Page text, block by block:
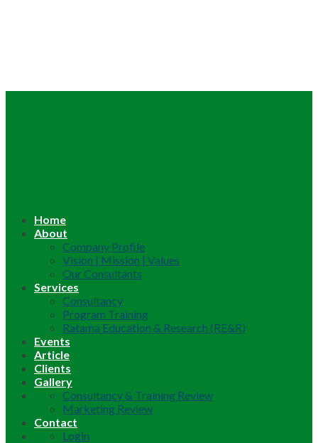
Home
About
Company Profile
Vision | Mission | Values
Our Consultants
Services
Consultancy
Program Training
Ratama Education & Research (RE&R)
Events
Article
Clients
Gallery
Consultancy & Training Review
Marketing Review
Contact
Login